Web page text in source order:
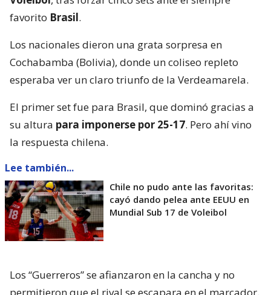
favorito Brasil.
Los nacionales dieron una grata sorpresa en
Cochabamba (Bolivia), donde un coliseo repleto
esperaba ver un claro triunfo de la Verdeamarela.
El primer set fue para Brasil, que dominó gracias a
su altura para imponerse por 25-17. Pero ahí vino
la respuesta chilena.
Lee también...
Chile no pudo ante las favoritas:
cayó dando pelea ante EEUU en
Mundial Sub 17 de Voleibol
Los “Guerreros” se afianzaron en la cancha y no